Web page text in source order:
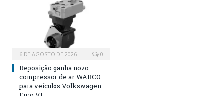
6 DE AGOSTO DE 2026 0
Reposição ganha novo
compressor de ar WABCO
para veículos Volkswagen